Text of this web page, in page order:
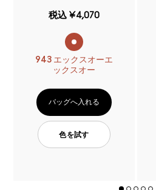
税込 ¥4,070
943 エックスオーエ
ックスオー
バッグへ入れる
色を試す